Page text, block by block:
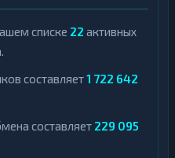
списке 22 активных
составляет1 722 642
составляет 229 095